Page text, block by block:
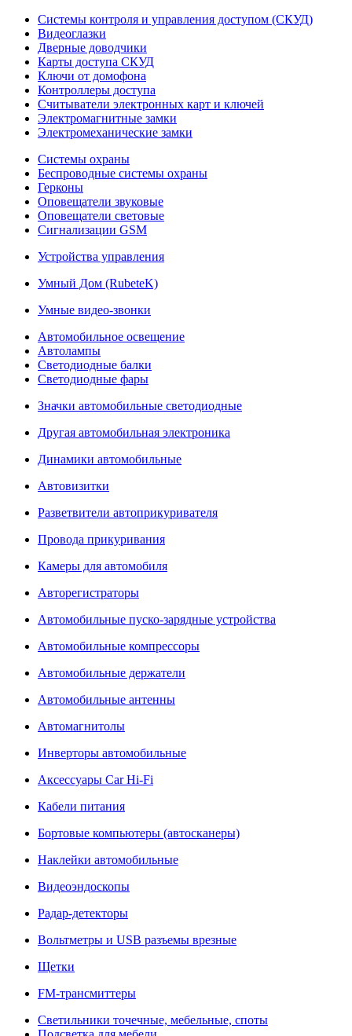
Системы контроля и управления доступом (СКУД)
Видеоглазки
Дверные доводчики
Карты доступа СКУД
Ключи от домофона
Контроллеры доступа
Считыватели электронных карт и ключей
Электромагнитные замки
Электромеханические замки
Системы охраны
Беспроводные системы охраны
Герконы
Оповещатели звуковые
Оповещатели световые
Сигнализации GSM
Устройства управления
Умный Дом (RubeteK)
Умные видео-звонки
Автомобильное освещение
Автолампы
Светодиодные балки
Светодиодные фары
Значки автомобильные светодиодные
Другая автомобильная электроника
Динамики автомобильные
Автовизитки
Разветвители автоприкуривателя
Провода прикуривания
Камеры для автомобиля
Авторегистраторы
Автомобильные пуско-зарядные устройства
Автомобильные компрессоры
Автомобильные держатели
Автомобильные антенны
Автомагнитолы
Инверторы автомобильные
Аксессуары Car Hi-Fi
Кабели питания
Бортовые компьютеры (автосканеры)
Наклейки автомобильные
Видеоэндоскопы
Радар-детекторы
Вольтметры и USB разъемы врезные
Щетки
FM-трансмиттеры
Светильники точечные, мебельные, споты